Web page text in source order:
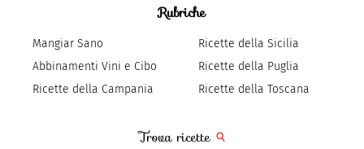
Rubriche
Mangiar Sano
Abbinamenti Vini e Cibo
Ricette della Campania
Ricette della Sicilia
Ricette della Puglia
Ricette della Toscana
Trova ricette